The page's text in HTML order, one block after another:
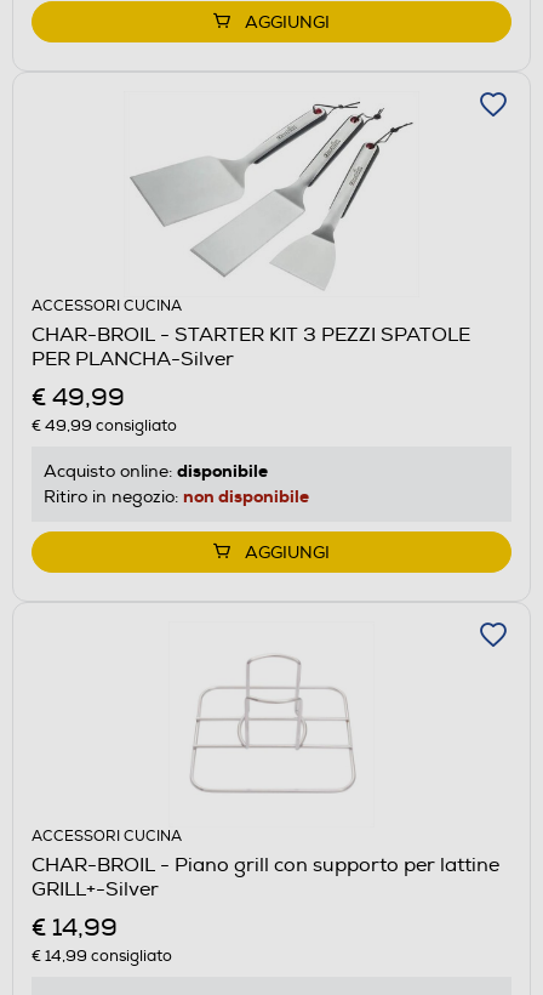
AGGIUNGI
ACCESSORI CUCINA
CHAR-BROIL - STARTER KIT 3 PEZZI SPATOLE
PER PLANCHA-Silver
€ 49,99
€ 49,99 consigliato
Acquisto online: disponibile
Ritiro in negozio: non disponibile
AGGIUNGI
ACCESSORI CUCINA
CHAR-BROIL - Piano grill con supporto per lattine
GRILL+-Silver
€ 14,99
€ 14,99 consigliato